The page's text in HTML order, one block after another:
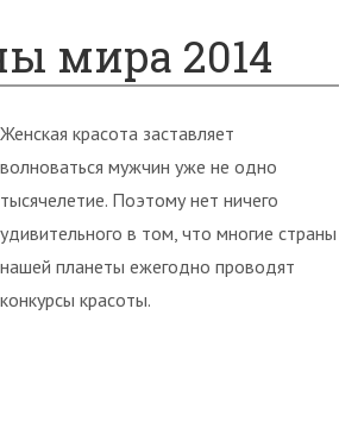
мира 2014
Женская красота заставляет
волноваться мужчин уже не одно
тысячелетие. Поэтому нет ничего
удивительного в том, что многие страны
нашей планеты ежегодно проводят
конкурсы красоты.